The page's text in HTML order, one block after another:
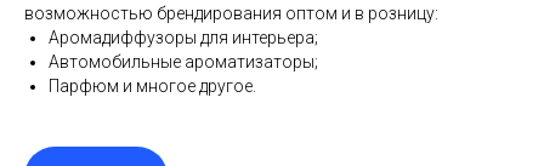
возможностью брендирования оптом и в розницу:
Аромадиффузоры для интерьера;
Автомобильные ароматизаторы;
Парфюм и многое другое.